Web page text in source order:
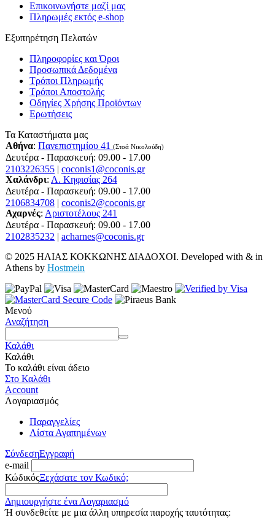
Επικοινωνήστε μαζί μας
Πληρωμές εκτός e-shop
Εξυπηρέτηση Πελατών
Πληροφορίες και Όροι
Προσωπικά Δεδομένα
Τρόποι Πληρωμής
Τρόποι Αποστολής
Οδηγίες Χρήσης Προϊόντων
Ερωτήσεις
Τα Καταστήματα μας
Αθήνα: Πανεπιστημίου 41 (Στοά Νικολούδη)
Δευτέρα - Παρασκευή: 09.00 - 17.00
2103226355 | coconis1@coconis.gr
Χαλάνδρι: Λ. Κηφισίας 264
Δευτέρα - Παρασκευή: 09.00 - 17.00
2106834708 | coconis2@coconis.gr
Αχαρνές: Αριστοτέλους 241
Δευτέρα - Παρασκευή: 09.00 - 17.00
2102835232 | acharnes@coconis.gr
© 2025 ΗΛΙΑΣ ΚΟΚΚΩΝΗΣ ΔΙΑΔΟΧΟΙ. Developed with & in
Athens by Hostmein
Μενού
Αναζήτηση
Καλάθι
Καλάθι
Το καλάθι είναι άδειο
Στο Καλάθι
Account
Λογαριασμός
Παραγγελίες
Λίστα Αγαπημένων
ΣύνδεσηΕγγραφή
e-mail
ΚώδικόςΞεχάσατε τον Κωδικό;
Δημιουργήστε ένα Λογαριασμό
Ή συνδεθείτε με μια άλλη υπηρεσία παροχής ταυτότητας: